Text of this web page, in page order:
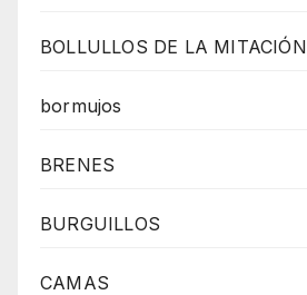
BOLLULLOS DE LA MITACIÓN
bormujos
BRENES
BURGUILLOS
CAMAS